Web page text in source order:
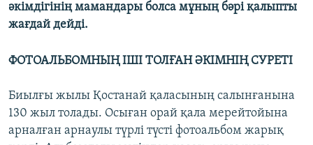
әкімдігінің мамандары болса мұның бәрі қалыпты
жағдай дейді.
ФОТОАЛЬБОМНЫҢ ІШІ ТОЛҒАНӘКІМНІҢ СУРЕТІ
Биылғы жылы Қостанай қаласының салынғанына
130 жыл толады. Осыған орай қала мерейтойына
арналған арнаулы түрлі түсті фотоальбом жарық